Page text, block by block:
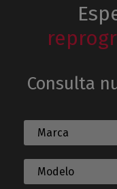
Consulta